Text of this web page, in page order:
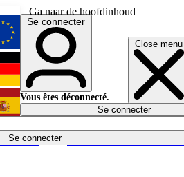
Ga naar de hoofdinhoud
Close menu
Se connecter
Économie
English
Deutsch
Español
Se connecter
Vous êtes déconnecté.
Se connecter